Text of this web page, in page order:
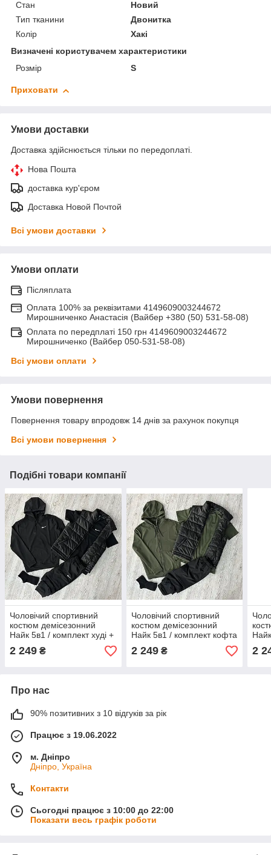
Стан
Новий
Тип тканини
Двонитка
Колір
Хакі
Визначені користувачем характеристики
Розмір
S
Приховати
Умови доставки
Доставка здійснюється тільки по передоплаті.
Нова Пошта
доставка кур'єром
Доставка Новой Почтой
Всі умови доставки
Умови оплати
Післяплата
Оплата 100% за реквізитами 4149609003244672
Мирошниченко Анастасія (Вайбер +380 (50) 531-58-08)
Оплата по передплаті 150 грн 4149609003244672
Мирошниченко (Вайбер 050-531-58-08)
Всі умови оплати
Умови повернення
Повернення товару впродовж 14 днів за рахунок покупця
Всі умови повернення
Подібні товари компанії
Чоловічий спортивний
костюм демісезонний
Найк 5в1 / комплект худі +
жилетка + шкарпетки Nike
2 249 ₴
Чоловічий спортивний
костюм демісезонний
Найк 5в1 / комплект кофта
жилетка + шкарпетки Nike
2 249₴ 2
Про нас
90% позитивних з 10 відгуків за рік
Працює з 19.06.2022
м. Дніпро
Дніпро, Україна
Контакти
Сьогодні працює з 10:00 до 22:00
Показати весь графік роботи